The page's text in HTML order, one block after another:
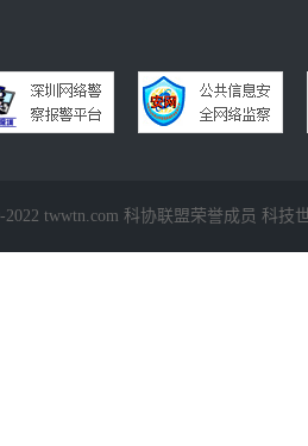
2022 twwtn.com 科协联盟荣誉成员 科